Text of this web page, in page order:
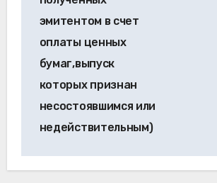
эмитентом в счет
оплаты ценных
бумаг,выпуск
которых признан
несостоявшимся или
недействительным)